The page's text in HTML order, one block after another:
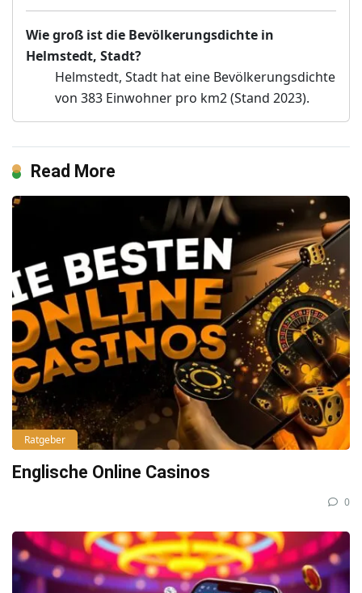
Wie groß ist die Bevölkerungsdichte in
Helmstedt, Stadt?
Helmstedt, Stadt hat eine Bevölkerungsdichte
von 383 Einwohner pro km2 (Stand 2023).
Read More
Ratgeber
Englische Online Casinos
0